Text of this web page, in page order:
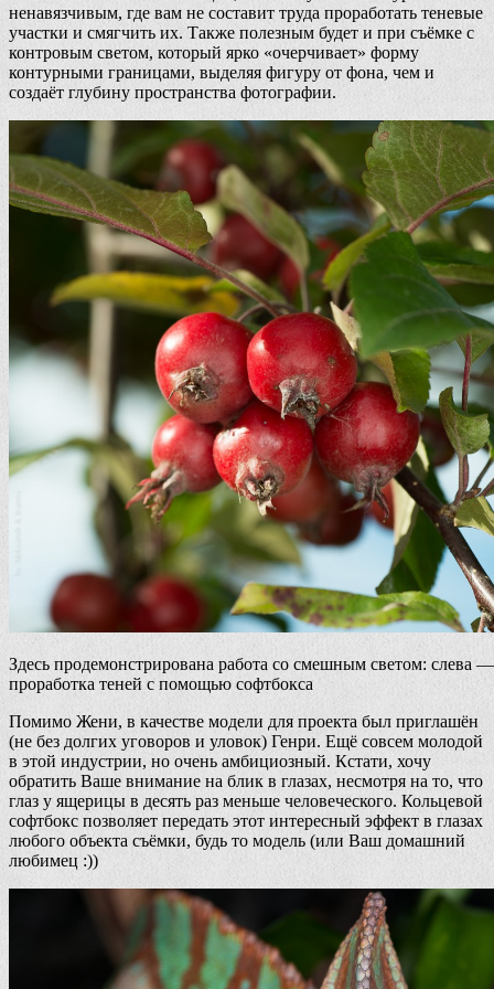
ненавязчивым, где вам не составит труда проработать теневые
участки и смягчить их. Также полезным будет и при съёмке с
контровым светом, который ярко «очерчивает» форму
контурными границами, выделяя фигуру от фона, чем и
создаёт глубину пространства фотографии.
Здесь продемонстрирована работа со смешным светом: слева
проработка теней с помощью софтбокса
Помимо Жени, в качестве модели для проекта был приглашён
(не без долгих уговоров и уловок) Генри. Ещё совсем молодой
в этой индустрии, но очень амбициозный. Кстати, хочу
обратить Ваше внимание на блик в глазах, несмотря на то, что
глаз у ящерицы в десять раз меньше человеческого. Кольцевой
софтбокс позволяет передать этот интересный эффект в глазах
любого объекта съёмки, будь то модель (или Ваш домашний
любимец :))